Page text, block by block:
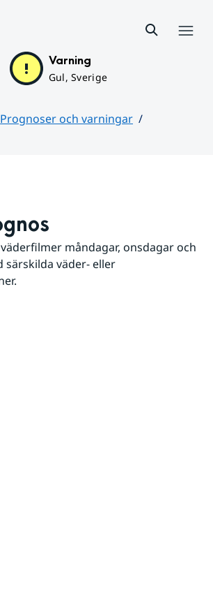
Varning
Gul, Sverige
Prognoser och varningar
måndagar, onsdagar och
särskilda väder- eller